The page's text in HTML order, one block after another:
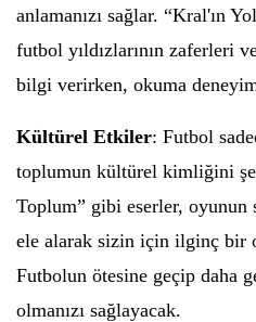
anlamanızı sağlar. “Kral'ın
futbol yıldızlarının zaferleri
bilgi verirken, okuma
Kültürel Etkiler: Futbol
toplumun kültürel kimliğini
Toplum” gibi eserler,
ele alarak sizin için ilginç bir
Futbolun ötesine geçip daha
olmanızı sağlayacak.